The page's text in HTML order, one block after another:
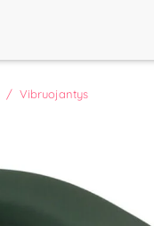
Vibruojantys